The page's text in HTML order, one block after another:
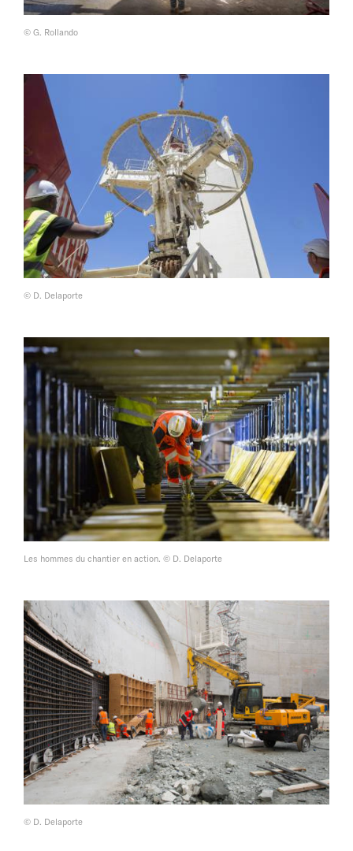
© G. Rollando
© D. Delaporte
Les hommes du chantier en action. © D. Delaporte
© D. Delaporte